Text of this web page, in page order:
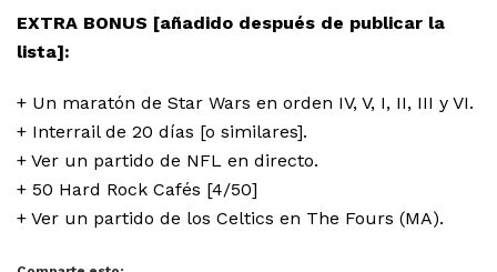
EXTRA BONUS [añadido después de publicar la
lista]:
+ Un maratón de Star Wars en orden IV, V, I, II, III y VI.
+ Interrail de 20 días [o similares].
+ Ver un partido de NFL en directo.
+ 50 Hard Rock Cafés [4/50]
+ Ver un partido de los Celtics en The Fours (MA).